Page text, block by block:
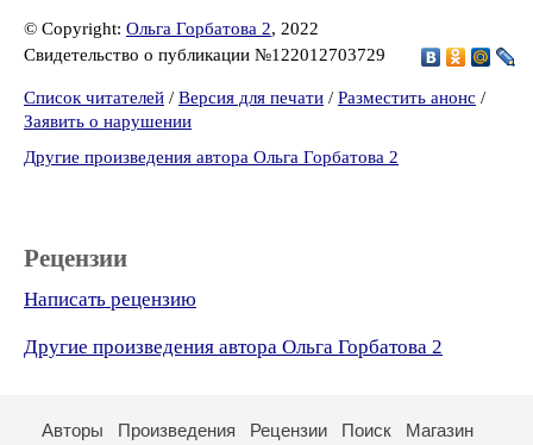
© Copyright: Ольга Горбатова 2, 2022
Свидетельство о публикации №122012703729
Список читателей / Версия для печати / Разместить анонс /
Заявить о нарушении
Другие произведения автора Ольга Горбатова 2
Рецензии
Написать рецензию
Другие произведения автора Ольга Горбатова 2
Авторы Произведения Рецензии Поиск
Магазин